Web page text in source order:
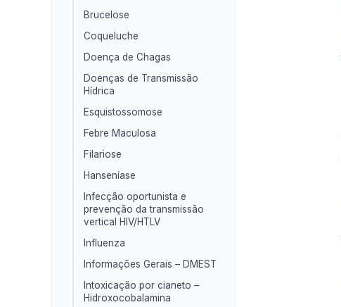
Brucelose
Coqueluche
Doença de Chagas
Doenças de Transmissão
Hídrica
Esquistossomose
Febre Maculosa
Filariose
Hanseníase
Infecção oportunista e
prevenção da transmissão
vertical HIV/HTLV
Influenza
Informações Gerais – DMEST
Intoxicação por cianeto –
Hidroxocobalamina